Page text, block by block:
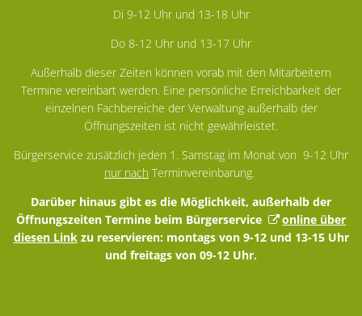
Di 9-12 Uhr und 13-18 Uhr
Do 8-12 Uhr und 13-17 Uhr
Außerhalb dieser Zeiten können vorab mit den Mitarbeitern
Termine vereinbart werden. Eine persönliche Erreichbarkeit der
einzelnen Fachbereiche der Verwaltung außerhalb der
Öffnungszeiten ist nicht gewährleistet.
Bürgerservice zusätzlich jeden 1. Samstag im Monat von 9-12 Uhr
nur nach Terminvereinbarung.
Darüber hinaus gibt es die Möglichkeit, außerhalb der
Öffnungszeiten Termine beim Bürgerservice
online über
diesen Linkzu reservieren: montags von 9-12 und 13-15 Uhr
und freitags von 09-12 Uhr.